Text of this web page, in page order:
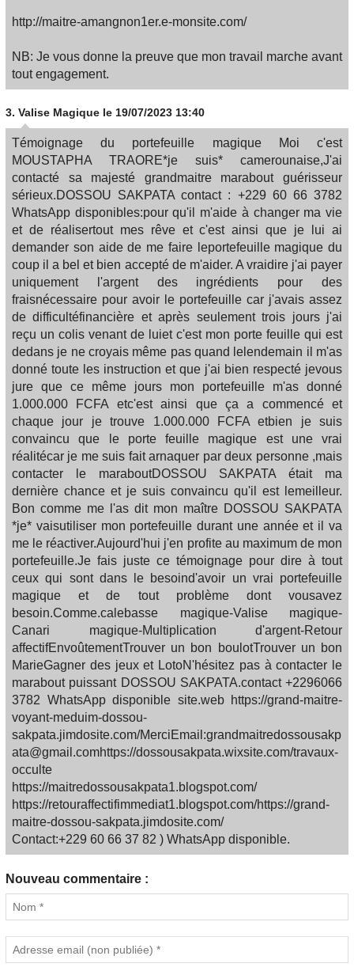
http://maitre-amangnon1er.e-monsite.com/
NB: Je vous donne la preuve que mon travail marche avant
tout engagement.
3. Valise Magique le 19/07/2023 13:40
Témoignage du portefeuille magique Moi c'est
MOUSTAPHA TRAORE*je suis* camerounaise,J'ai
contacté sa majesté grandmaitre marabout guérisseur
sérieux.DOSSOU SAKPATA contact : +229 60 66 3782
WhatsApp disponibles:pour qu'il m'aide à changer ma vie
et de réalisertout mes rêve et c'est ainsi que je lui ai
demander son aide de me faire leportefeuille magique du
coup il a bel et bien accepté de m'aider. A vraidire j'ai payer
uniquement l'argent des ingrédients pour des
fraisnécessaire pour avoir le portefeuille car j'avais assez
de difficultéfinancière et après seulement trois jours j'ai
reçu un colis venant de luiet c'est mon porte feuille qui est
dedans je ne croyais même pas quand lelendemain il m'as
donné toute les instruction et que j'ai bien respecté jevous
jure que ce même jours mon portefeuille m'as donné
1.000.000 FCFA etc'est ainsi que ça a commencé et
chaque jour je trouve 1.000.000 FCFA etbien je suis
convaincu que le porte feuille magique est une vrai
réalitécar je me suis fait arnaquer par deux personne ,mais
contacter le maraboutDOSSOU SAKPATA était ma
dernière chance et je suis convaincu qu'il est lemeilleur.
Bon comme me l'as dit mon maître DOSSOU SAKPATA
*je* vaisutiliser mon portefeuille durant une année et il va
me le réactiver.Aujourd'hui j'en profite au maximum de mon
portefeuille.Je fais juste ce témoignage pour dire à tout
ceux qui sont dans le besoind'avoir un vrai portefeuille
magique et de tout problème dont vousavez
besoin.Comme.calebasse magique-Valise magique-
Canari magique-Multiplication d'argent-Retour
affectifEnvoûtementTrouver un bon boulotTrouver un bon
MarieGagner des jeux et LotoN'hésitez pas à contacter le
marabout puissant DOSSOU SAKPATA.contact +2296066
3782 WhatsApp disponible site.web https://grand-maitre-
voyant-meduim-dossou-
sakpata.jimdosite.com/MerciEmail:grandmaitredossousakp
ata@gmail.comhttps://dossousakpata.wixsite.com/travaux-
occulte
https://maitredossousakpata1.blogspot.com/
https://retouraffectifimmediat1.blogspot.com/https://grand-
maitre-dossou-sakpata.jimdosite.com/
Contact:+229 60 66 37 82 ) WhatsApp disponible.
Nouveau commentaire :